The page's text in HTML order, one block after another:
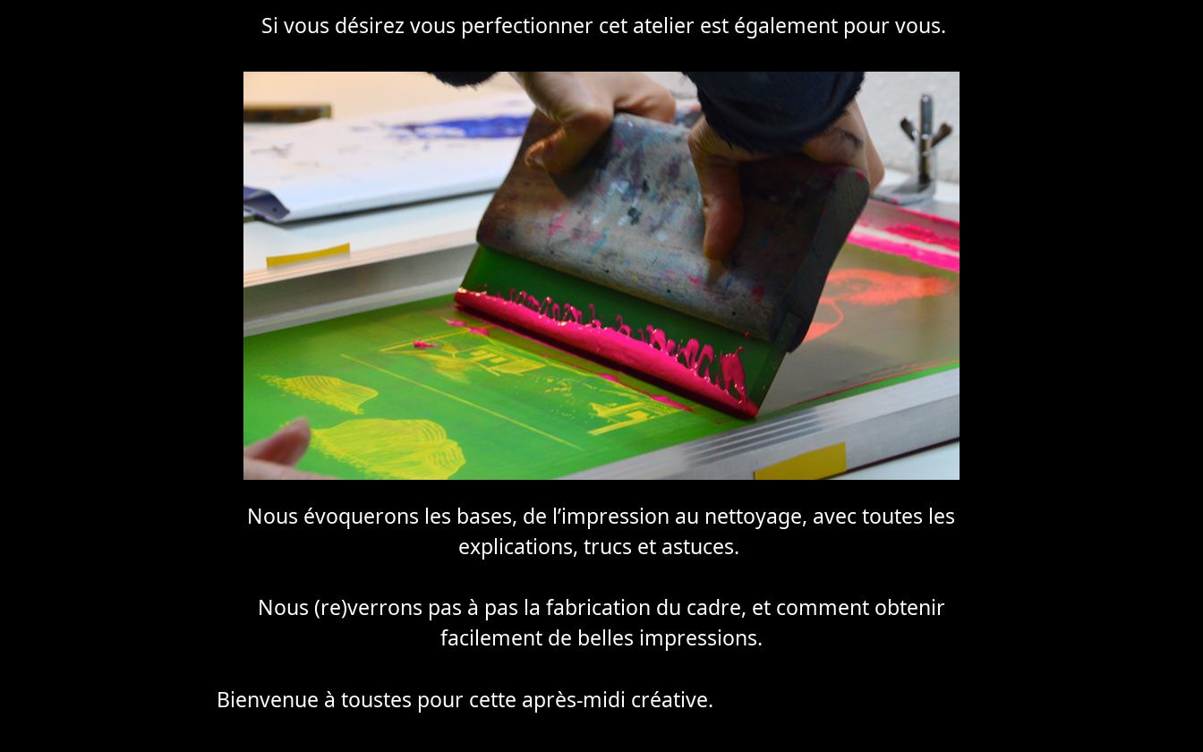
Si vous désirez vous perfectionner cet atelier est également pour vous.
Nous évoquerons les bases, de l’impression au nettoyage, avec toutes les
explications, trucs et astuces.
Nous (re)verrons pas à pas la fabrication du cadre, et comment obtenir
facilement de belles impressions.
Bienvenue à toustes pour cette après-midi créative.